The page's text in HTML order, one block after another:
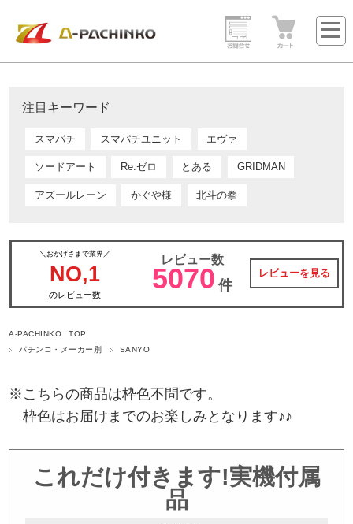
注目キーワード
スマパチ スマパチユニット エヴァ
ソードアート Re:ゼロ とある GRIDMAN
アズールレーン かぐや様 北斗の拳
＼おかげさまで業界／
NO,1
のレビュー数
レビュー数
5070 件
レビューを見る
A-PACHINKO TOP
パチンコ・メーカー別
SANYO
※こちらの商品は枠色不問です。
枠色はお届けまでのお楽しみとなります♪♪
これだけ付きます!実機付属
品